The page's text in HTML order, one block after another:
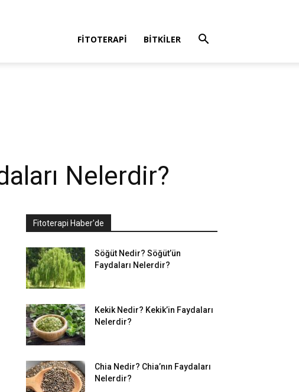
FITOTERAPI BITKILER
Nelerdir?
Fitoterapi Haber'de
Söğüt Nedir? Söğüt’ün
Faydaları Nelerdir?
Kekik Nedir? Kekik’in Faydaları
Nelerdir?
Chia Nedir? Chia’nın Faydaları
Nelerdir?